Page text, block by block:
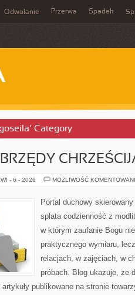
Odwołanie Przerwa Spadek
Category
- 6 - 2026 MOŻLIWOŚĆ
Portal duchowy
splata codzienność z
w którym zaufanie Bogu
praktycznego wymiaru,
relacjach, w zajęciach, w
próbach. Blog ukazuje, że
publikowane na stronie